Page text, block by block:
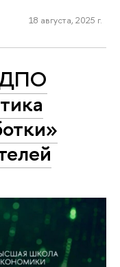
18 августа, 2025 г.
ДПО